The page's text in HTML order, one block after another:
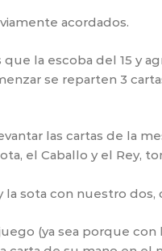
acordados.
la escoba del 15 y
se reparten 3
las cartas de la
el Caballo y el Rey,
sota con nuestro
(ya sea porque con